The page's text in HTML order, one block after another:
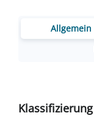
Allgemein
Klassifizierung